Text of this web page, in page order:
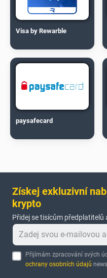
Visa by Rewarble
paysafecard
Získej exkluzivní
krypto
Přidej se tisícům předplatitelů
Přijímám zpracování svých
ochrany osobních údajů